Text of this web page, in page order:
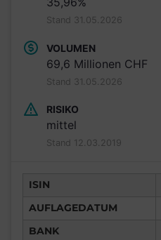
Stand 31.05.2026
VOLUMEN
69,6 Millionen CHF
Stand 31.05.2026
RISIKO
mittel
Stand 12.03.2019
ISIN
AUFLAGEDATUM
BANK